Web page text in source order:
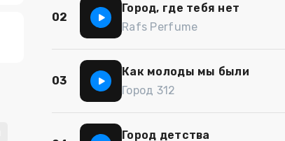
02
Город, где тебя нет
Rafs Perfume
03
Как молоды мы были
Город 312
Город детства